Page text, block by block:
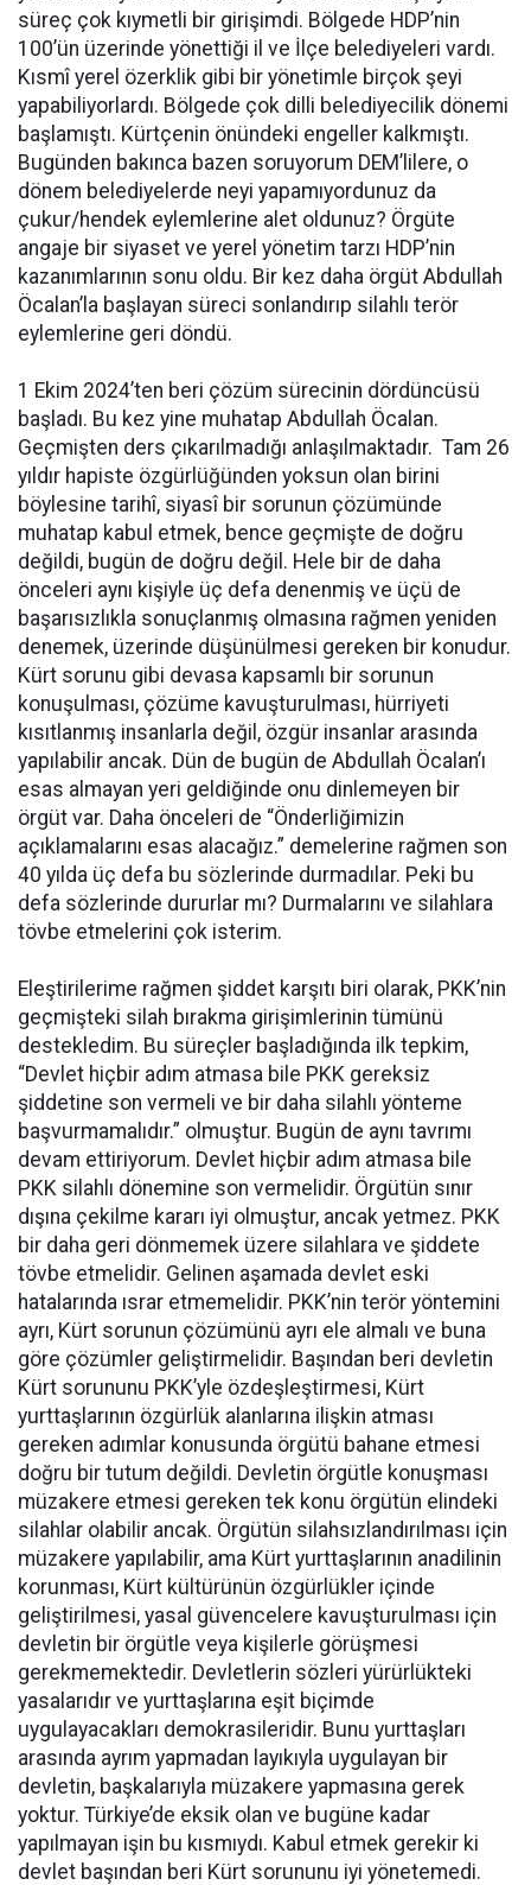
süreç çok kıymetli bir girişimdi. Bölgede HDP’nin
100’ün üzerinde yönettiği il ve İlçe belediyeleri vardı.
Kısmî yerel özerklik gibi bir yönetimle birçok şeyi
yapabiliyorlardı. Bölgede çok dilli belediyecilik dönemi
başlamıştı. Kürtçenin önündeki engeller kalkmıştı.
Bugünden bakınca bazen soruyorum DEM’lilere, o
dönem belediyelerde neyi yapamıyordunuz da
çukur/hendek eylemlerine alet oldunuz? Örgüte
angaje bir siyaset ve yerel yönetim tarzı HDP’nin
kazanımlarının sonu oldu. Bir kez daha örgüt Abdullah
Öcalan’la başlayan süreci sonlandırıp silahlı terör
eylemlerine geri döndü.
1 Ekim 2024’ten beri çözüm sürecinin dördüncüsü
başladı. Bu kez yine muhatap Abdullah Öcalan.
Geçmişten ders çıkarılmadığı anlaşılmaktadır. Tam 26
yıldır hapiste özgürlüğünden yoksun olan birini
böylesine tarihî, siyasî bir sorunun çözümünde
muhatap kabul etmek, bence geçmişte de doğru
değildi, bugün de doğru değil. Hele bir de daha
önceleri aynı kişiyle üç defa denenmiş ve üçü de
başarısızlıkla sonuçlanmış olmasına rağmen yeniden
denemek, üzerinde düşünülmesi gereken bir konudur.
Kürt sorunu gibi devasa kapsamlı bir sorunun
konuşulması, çözüme kavuşturulması, hürriyeti
kısıtlanmış insanlarla değil, özgür insanlar arasında
yapılabilir ancak. Dün de bugün de Abdullah Öcalan’ı
esas almayan yeri geldiğinde onu dinlemeyen bir
örgüt var. Daha önceleri de “Önderliğimizin
açıklamalarını esas alacağız.” demelerine rağmen son
40 yılda üç defa bu sözlerinde durmadılar. Peki bu
defa sözlerinde dururlar mı? Durmalarını ve silahlara
tövbe etmelerini çok isterim.
Eleştirilerime rağmen şiddet karşıtı biri olarak, PKK’nin
geçmişteki silah bırakma girişimlerinin tümünü
destekledim. Bu süreçler başladığında ilk tepkim,
“Devlet hiçbir adım atmasa bile PKK gereksiz
şiddetine son vermeli ve bir daha silahlı yönteme
başvurmamalıdır.” olmuştur. Bugün de aynı tavrımı
devam ettiriyorum. Devlet hiçbir adım atmasa bile
PKK silahlı dönemine son vermelidir. Örgütün sınır
dışına çekilme kararı iyi olmuştur, ancak yetmez. PKK
bir daha geri dönmemek üzere silahlara ve şiddete
tövbe etmelidir. Gelinen aşamada devlet eski
hatalarında ısrar etmemelidir. PKK’nin terör yöntemini
ayrı, Kürt sorunun çözümünü ayrı ele almalı ve buna
göre çözümler geliştirmelidir. Başından beri devletin
Kürt sorununu PKK’yle özdeşleştirmesi, Kürt
yurttaşlarının özgürlük alanlarına ilişkin atması
gereken adımlar konusunda örgütü bahane etmesi
doğru bir tutum değildi. Devletin örgütle konuşması
müzakere etmesi gereken tek konu örgütün elindeki
silahlar olabilir ancak. Örgütün silahsızlandırılması için
müzakere yapılabilir, ama Kürt yurttaşlarının anadilinin
korunması, Kürt kültürünün özgürlükler içinde
geliştirilmesi, yasal güvencelere kavuşturulması için
devletin bir örgütle veya kişilerle görüşmesi
gerekmemektedir. Devletlerin sözleri yürürlükteki
yasalarıdır ve yurttaşlarına eşit biçimde
uygulayacakları demokrasileridir. Bunu yurttaşları
arasında ayrım yapmadan layıkıyla uygulayan bir
devletin, başkalarıyla müzakere yapmasına gerek
yoktur. Türkiye’de eksik olan ve bugüne kadar
yapılmayan işin bu kısmıydı. Kabul etmek gerekir ki
devlet başından beri Kürt sorununu iyi yönetemedi.